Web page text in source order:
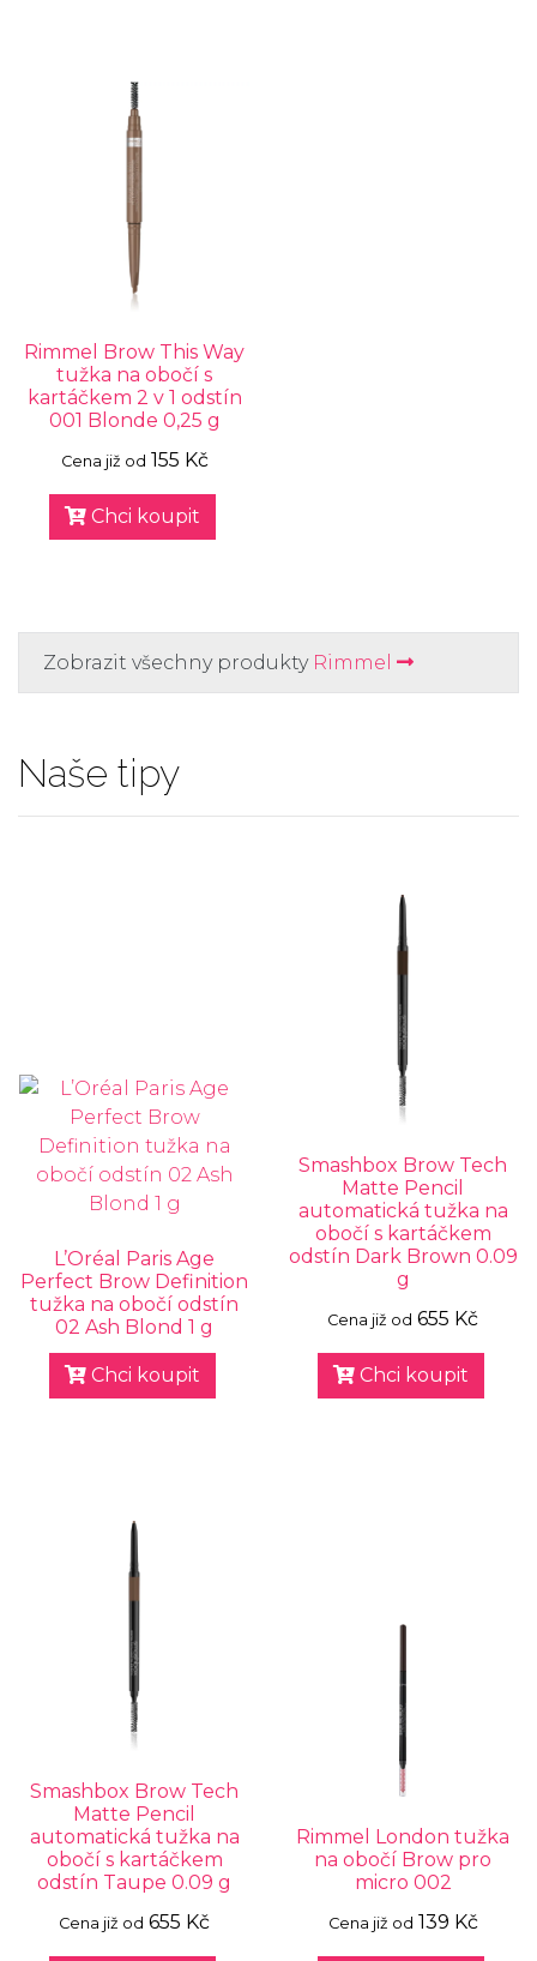
Rimmel Brow This Way
tužka na obočí s
kartáčkem 2 v 1 odstín
001 Blonde 0,25 g
Cena již od 155 Kč
Chci koupit
Zobrazit všechny produkty Rimmel
Naše tipy
L’Oréal Paris Age
Perfect Brow Definition
tužka na obočí odstín
02 Ash Blond 1 g
Chci koupit
Smashbox Brow Tech
Matte Pencil
automatická tužka na
obočí s kartáčkem
odstín Dark Brown 0.09
g
Cena již od 655 Kč
Chci koupit
Smashbox Brow Tech
Matte Pencil
automatická tužka na
obočí s kartáčkem
odstín Taupe 0.09 g
Cena již od 655 Kč
Rimmel London tužka
na obočí Brow pro
micro 002
Cena již od 139 Kč